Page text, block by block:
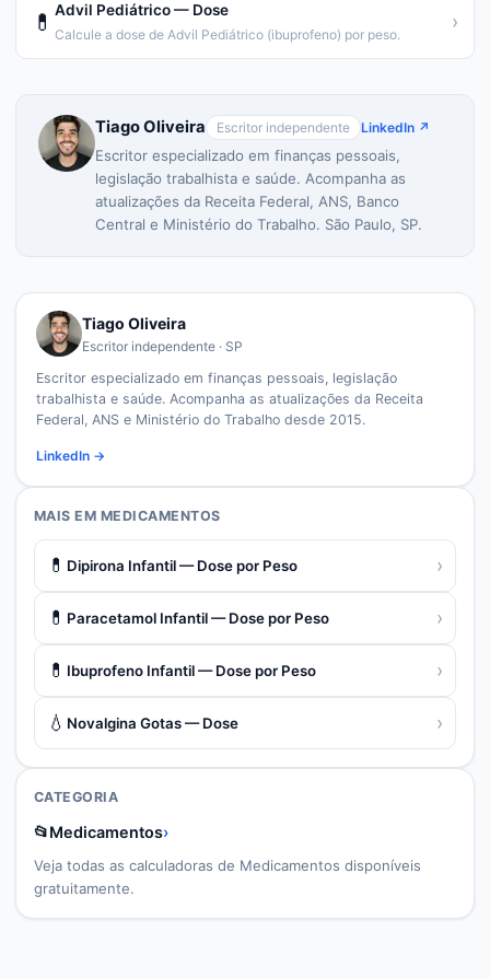
💊 Advil Pediátrico — Dose
Calcule a dose de Advil Pediátrico (ibuprofeno) por peso.
›
Tiago Oliveira Escritor independente LinkedIn ↗
Escritor especializado em finanças pessoais,
legislação trabalhista e saúde. Acompanha as
atualizações da Receita Federal, ANS, Banco
Central e Ministério do Trabalho. São Paulo, SP.
Tiago Oliveira
Escritor independente · SP
Escritor especializado em finanças pessoais, legislação
trabalhista e saúde. Acompanha as atualizações da Receita
Federal, ANS e Ministério do Trabalho desde 2015.
LinkedIn →
MAIS EM MEDICAMENTOS
💊 Dipirona Infantil — Dose por Peso ›
💊 Paracetamol Infantil — Dose por Peso ›
💊 Ibuprofeno Infantil — Dose por Peso ›
💧 Novalgina Gotas — Dose ›
CATEGORIA
📂Medicamentos›
Veja todas as calculadoras de Medicamentos disponíveis
gratuitamente.